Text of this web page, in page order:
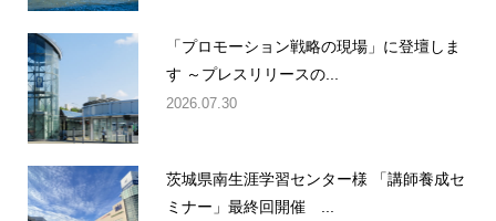
「プロモーション戦略の現場」に登壇しま
す ～プレスリリースの...
2026.07.30
茨城県南生涯学習センター様 「講師養成セ
ミナー」最終回開催 ...